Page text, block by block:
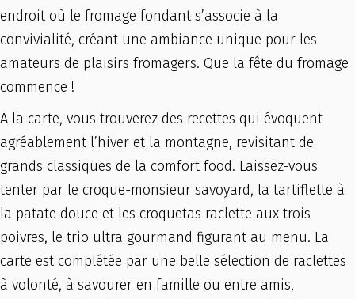
endroit où le fromage fondant s’associe à la
convivialité, créant une ambiance unique pour les
amateurs de plaisirs fromagers. Que la fête du fromage
commence !
A la carte, vous trouverez des recettes qui évoquent
agréablement l’hiver et la montagne, revisitant de
grands classiques de la comfort food. Laissez-vous
tenter par le croque-monsieur savoyard, la tartiflette à
la patate douce et les croquetas raclette aux trois
poivres, le trio ultra gourmand figurant au menu. La
carte est complétée par une belle sélection de raclettes
à volonté, à savourer en famille ou entre amis,